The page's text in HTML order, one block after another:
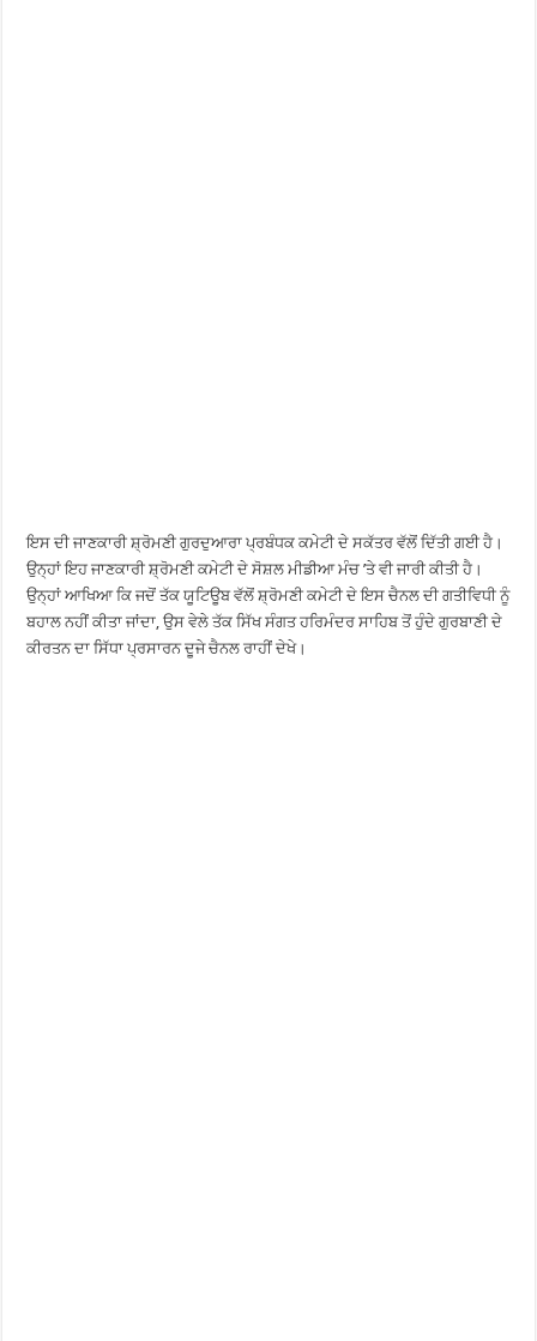
ਇਸ ਦੀ ਜਾਣਕਾਰੀ ਸ਼੍ਰੋਮਣੀ ਗੁਰਦੁਆਰਾ ਪ੍ਰਬੰਧਕ ਕਮੇਟੀ ਦੇ ਸਕੱਤਰ ਵੱਲੋਂ ਦਿੱਤੀ ਗਈ ਹੈ।
ਉਨ੍ਹਾਂ ਇਹ ਜਾਣਕਾਰੀ ਸ਼੍ਰੋਮਣੀ ਕਮੇਟੀ ਦੇ ਸੋਸ਼ਲ ਮੀਡੀਆ ਮੰਚ ’ਤੇ ਵੀ ਜਾਰੀ ਕੀਤੀ ਹੈ।
ਉਨ੍ਹਾਂ ਆਖਿਆ ਕਿ ਜਦੋਂ ਤੱਕ ਯੂਟਿਊਬ ਵੱਲੋਂ ਸ਼੍ਰੋਮਣੀ ਕਮੇਟੀ ਦੇ ਇਸ ਚੈਨਲ ਦੀ ਗਤੀਵਿਧੀ ਨੂੰ
ਬਹਾਲ ਨਹੀਂ ਕੀਤਾ ਜਾਂਦਾ, ਉਸ ਵੇਲੇ ਤੱਕ ਸਿੱਖ ਸੰਗਤ ਹਰਿਮੰਦਰ ਸਾਹਿਬ ਤੋਂ ਹੁੰਦੇ ਗੁਰਬਾਣੀ ਦੇ
ਕੀਰਤਨ ਦਾ ਸਿੱਧਾ ਪ੍ਰਸਾਰਨ ਦੂਜੇ ਚੈਨਲ ਰਾਹੀਂ ਦੇਖੇ।